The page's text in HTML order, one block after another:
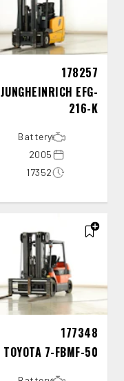
178257
JUNGHEINRICH EFG-
216-K
Battery
2005
17352
177348
TOYOTA 7-FBMF-50